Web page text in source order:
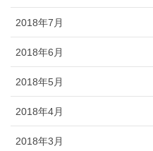
2018年7月
2018年6月
2018年5月
2018年4月
2018年3月